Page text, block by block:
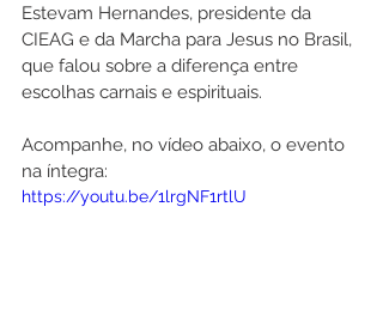
Estevam Hernandes, presidente da
CIEAG e da Marcha para Jesus no Brasil,
que falou sobre a diferença entre
escolhas carnais e espirituais.
Acompanhe, no vídeo abaixo, o evento
na íntegra:
https://youtu.be/1lrgNF1rtlU